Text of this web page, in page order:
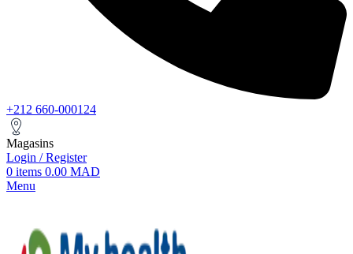
+212 660-000124
Magasins
Login / Register
0 items 0.00 MAD
Menu